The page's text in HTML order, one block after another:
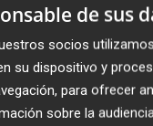
y Cartagena
al 60%, cifras
con una
de sus
socios
su dispositivo y
para ofrecer
sobre la